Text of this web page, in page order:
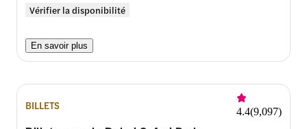
Vérifier la disponibilité
En savoir plus
BILLETS 4.4(9,097)